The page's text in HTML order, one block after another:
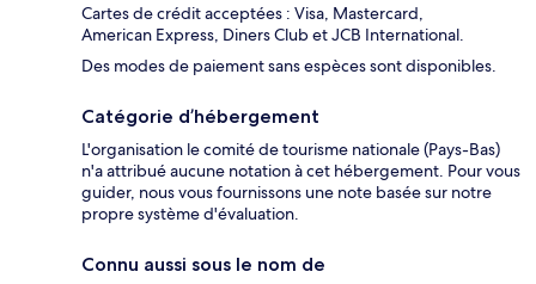
Cartes de crédit acceptées : Visa, Mastercard,
American Express, Diners Club et JCB International.
Des modes de paiement sans espèces sont disponibles.
Catégorie d’hébergement
L'organisation le comité de tourisme nationale (Pays-Bas)
n'a attribué aucune notation à cet hébergement. Pour vous
guider, nous vous fournissons une note basée sur notre
propre système d'évaluation.
Connu aussi sous le nom de